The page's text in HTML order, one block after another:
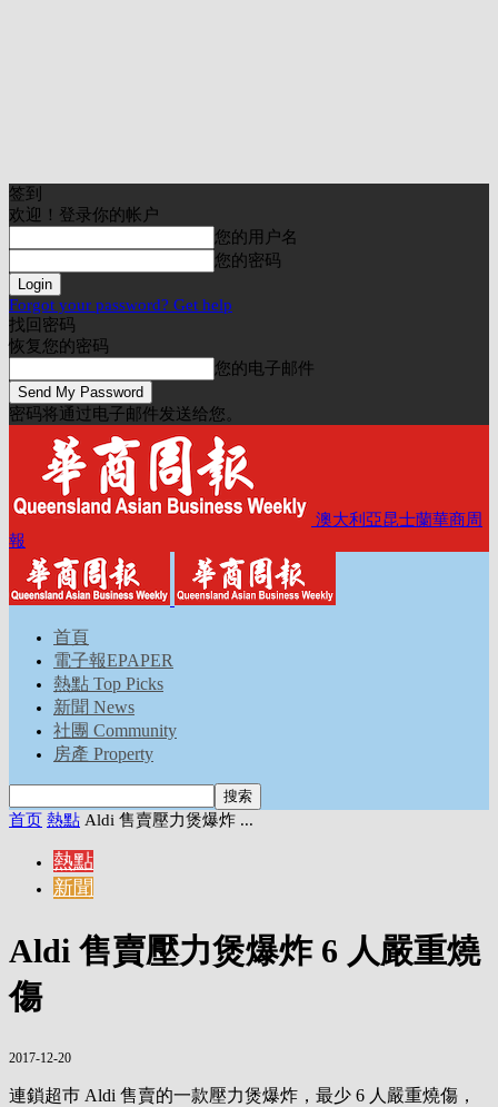
签到
欢迎！登录你的帐户
您的用户名
您的密码
Forgot your password? Get help
找回密码
恢复您的密码
您的电子邮件
密码将通过电子邮件发送给您。
澳大利亞昆士蘭華商周
報
首頁
電子報EPAPER
熱點 Top Picks
新聞 News
社團 Community
房產 Property
首页 熱點 Aldi 售賣壓力煲爆炸 ...
熱點
新聞
Aldi 售賣壓力煲爆炸 6 人嚴重燒
傷
2017-12-20
連鎖超巿 Aldi 售賣的一款壓力煲爆炸，最少 6 人嚴重燒傷，